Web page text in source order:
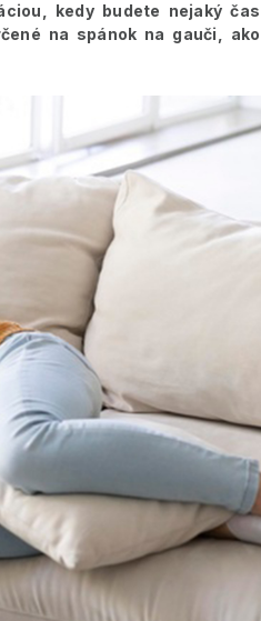
kedy budete nejaký
na spánok na gauči,